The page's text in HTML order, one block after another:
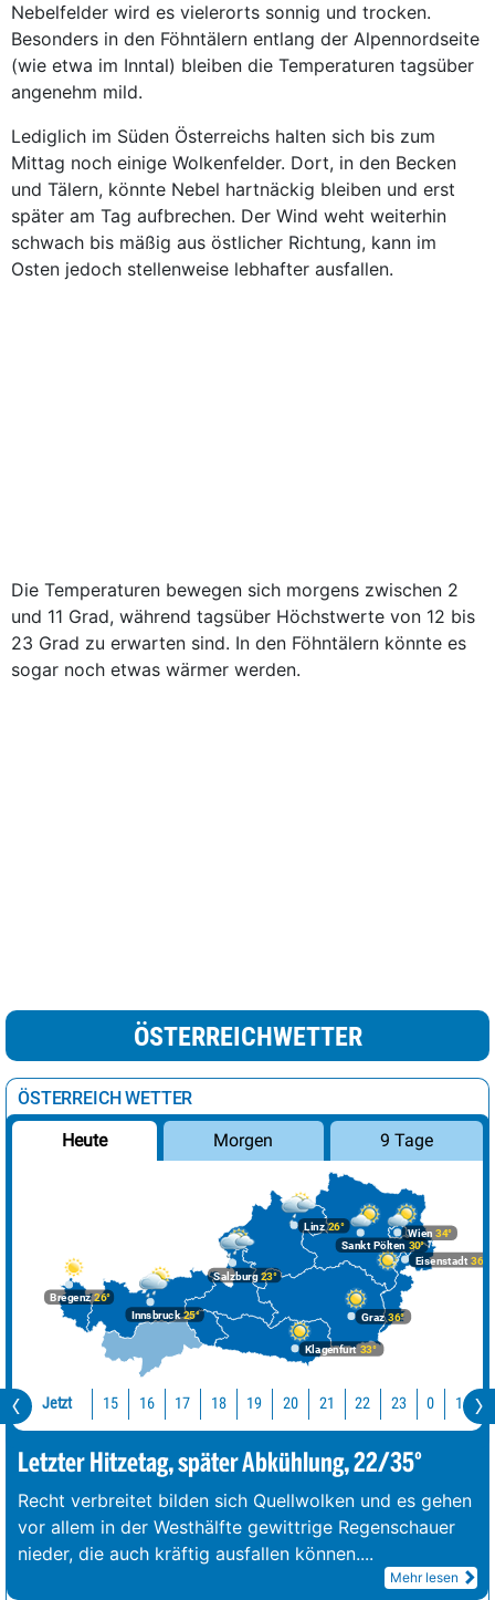
Nebelfelder wird es vielerorts sonnig und trocken.
Besonders in den Föhntälern entlang der Alpennordseite
(wie etwa im Inntal) bleiben die Temperaturen tagsüber
angenehm mild.
Lediglich im Süden Österreichs halten sich bis zum
Mittag noch einige Wolkenfelder. Dort, in den Becken
und Tälern, könnte Nebel hartnäckig bleiben und erst
später am Tag aufbrechen. Der Wind weht weiterhin
schwach bis mäßig aus östlicher Richtung, kann im
Osten jedoch stellenweise lebhafter ausfallen.
Die Temperaturen bewegen sich morgens zwischen 2
und 11 Grad, während tagsüber Höchstwerte von 12 bis
23 Grad zu erwarten sind. In den Föhntälern könnte es
sogar noch etwas wärmer werden.
ÖSTERREICHWETTER
ÖSTERREICH WETTER
Heute Morgen 9 Tage
Bregenz26°
Graz36°
Innsbruck25°
Klagenfurt 33°
Linz26°
Salzburg23°
Wien 34°
Eisenstadt 36°
Sankt Pölten 30°
Jetzt 15 16 17 18 19 20 21 22 23 0 1
Letzter Hitzetag, später Abkühlung, 22/35°
Recht verbreitet bilden sich Quellwolken und es gehen
vor allem in der Westhälfte gewittrige Regenschauer
nieder, die auch kräftig ausfallen können....
Mehr lesen